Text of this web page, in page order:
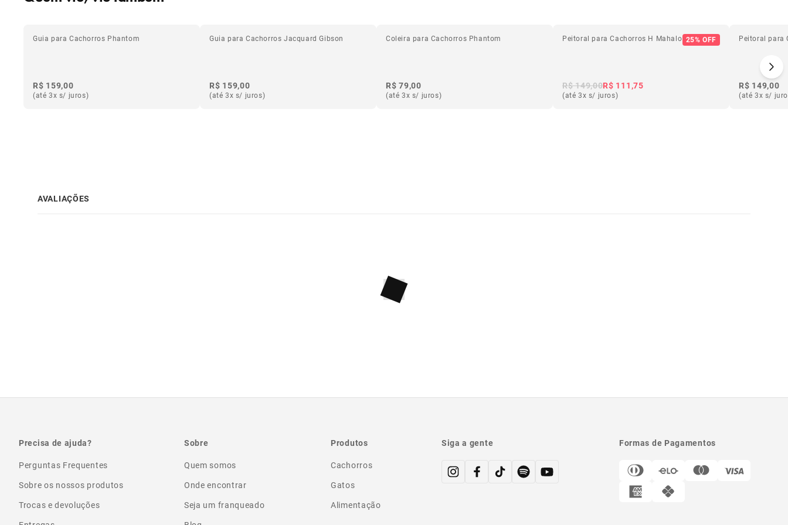
Guia para Cachorros Phantom
R$ 159,00
(até 3x s/ juros)
Guia para Cachorros Jacquard Gibson
R$ 159,00
(até 3x s/ juros)
Coleira para Cachorros Phantom
R$ 79,00
(até 3x s/ juros)
25% OFF
Peitoral para Cachorros H Mahalo
R$ 149,00R$ 111,75
(até 3x s/ juros)
Peitoral para
R$ 149,00
(até 3x s/
AVALIAÇÕES
Precisa de ajuda?
Perguntas Frequentes
Sobre os nossos produtos
Trocas e devoluções
Sobre
Quem somos
Onde encontrar
Seja um franqueado
Produtos
Cachorros
Gatos
Alimentação
Siga a gente Formas de Pagamentos